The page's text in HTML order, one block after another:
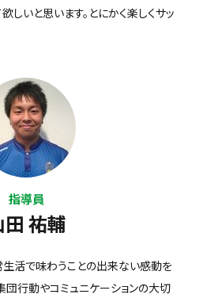
いと思います。とにかく楽しくサッ
指導員
田 祐輔
生活で味わうことの出来ない感動を
団行動やコミュニケーションの大切